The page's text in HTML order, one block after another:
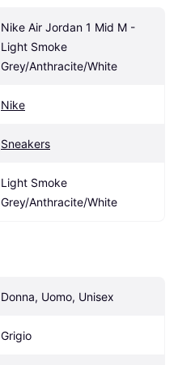
Nike Air Jordan 1 Mid M -
Light Smoke
Grey/Anthracite/White
Nike
Sneakers
Light Smoke
Grey/Anthracite/White
Donna, Uomo, Unisex
Grigio